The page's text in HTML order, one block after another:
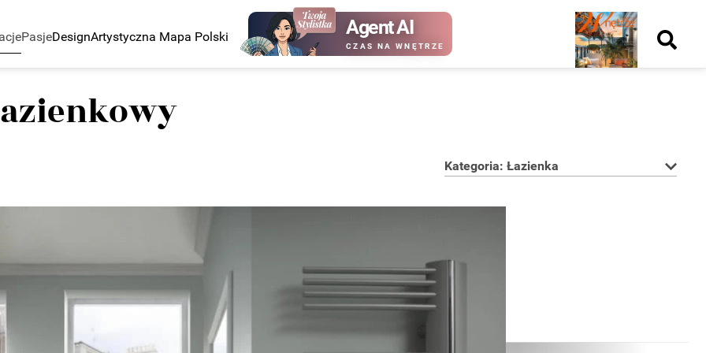
PasjeDesignArtystyczna Mapa Polski Agent AI
CZAS NA WNĘTRZE
Nowy
numer
kup ten
Kategoria: Łazienka